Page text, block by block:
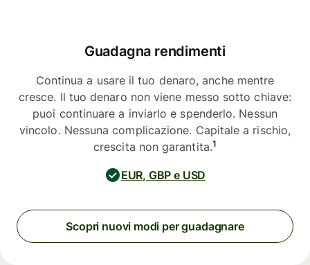
Guadagna rendimenti
Continua a usare il tuo denaro, anche mentre
cresce. Il tuo denaro non viene messo sotto chiave:
puoi continuare a inviarlo e spenderlo. Nessun
vincolo. Nessuna complicazione. Capitale a rischio,
crescita non garantita.1
EUR, GBP e USD
Scopri nuovi modi per guadagnare